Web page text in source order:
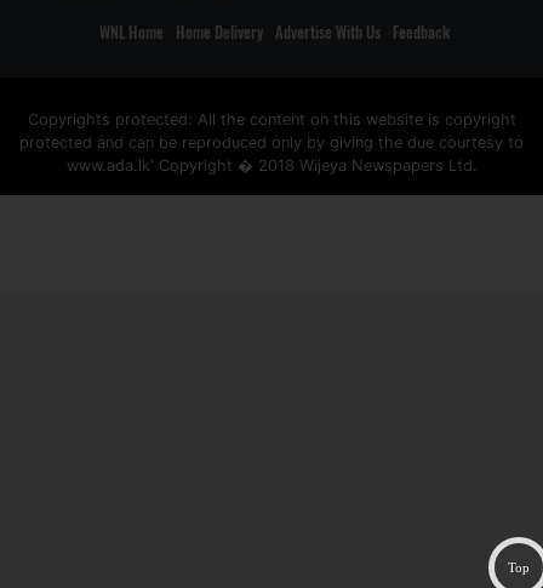
Top
WNL Home Home Delivery Advertise With Us Feedback
Copyrights protected: All the content on this website is copyright
protected and can be reproduced only by giving the due courtesy to
www.ada.lk' Copyright � 2018 Wijeya Newspapers Ltd.